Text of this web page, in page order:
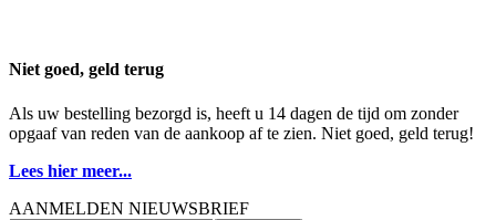
Niet goed, geld terug
Als uw bestelling bezorgd is, heeft u 14 dagen de tijd om zonder
opgaaf van reden van de aankoop af te zien. Niet goed, geld terug!
Lees hier meer...
AANMELDEN NIEUWSBRIEF